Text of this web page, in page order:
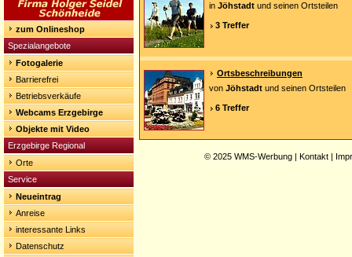
zum Onlineshop
Spezialangebote
Fotogalerie
Barrierefrei
Betriebsverkäufe
Webcams Erzgebirge
Objekte mit Video
Erzgebirge Regional
Orte
Service
Neueintrag
Anreise
interessante Links
Datenschutz
in Jöhstadt und seinen Ortsteilen
3 Treffer
Ortsbeschreibungen
von Jöhstadt und seinen Ortsteilen
6 Treffer
© 2025 WMS-Werbung | Kontakt |